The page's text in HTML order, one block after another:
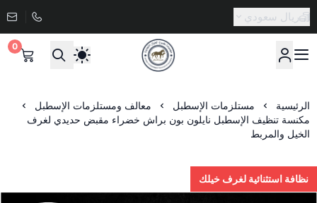
ريال سعودي
صيدلية طموح الخيال البيطرية
0
الرئيسية مستلزمات الإسطبل
معالف ومستلزمات الإسطبل
مكنسة تنظيف الإسطبل نايلون بون براش خضراء مقبض حديدي لغرف
الخيل والمربط
نظافة استثنائية لغرف خيلك